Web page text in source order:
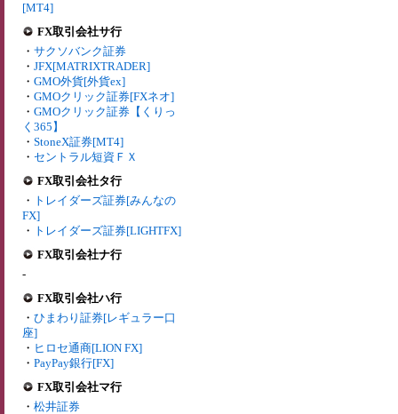
[MT4]
FX取引会社サ行
・ サクソバンク証券
・ JFX[MATRIXTRADER]
・ GMO外貨[外貨ex]
・ GMOクリック証券[FXネオ]
・ GMOクリック証券【くりっ
く365】
・ StoneX証券[MT4]
・ セントラル短資ＦＸ
FX取引会社タ行
・ トレイダーズ証券[みんなの
FX]
・ トレイダーズ証券[LIGHTFX]
FX取引会社ナ行
-
FX取引会社ハ行
・ ひまわり証券[レギュラー口
座]
・ ヒロセ通商[LION FX]
・ PayPay銀行[FX]
FX取引会社マ行
・ 松井証券